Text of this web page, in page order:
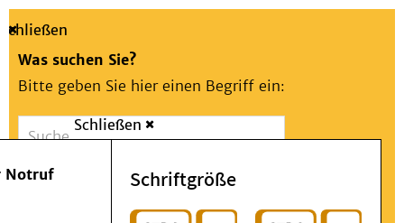
Suche
Schließen
Was suchen Sie?
Bitte geben Sie hier einen Begriff ein:
Suchen
Notfall
Schließen
Notruf Schriftgröße
Menü